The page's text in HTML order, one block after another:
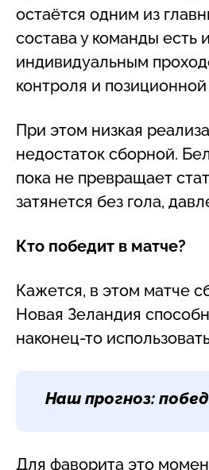
остаётся одним из
состава у команды есть
индивидуальным
контроля и позиционной
При этом низкая
недостаток сборной.
пока не превращает
затянется без гола,
Кто победит в матче?
Кажется, в этом матче
Новая Зеландия
наконец-то
Наш прогноз:
Для фаворита это